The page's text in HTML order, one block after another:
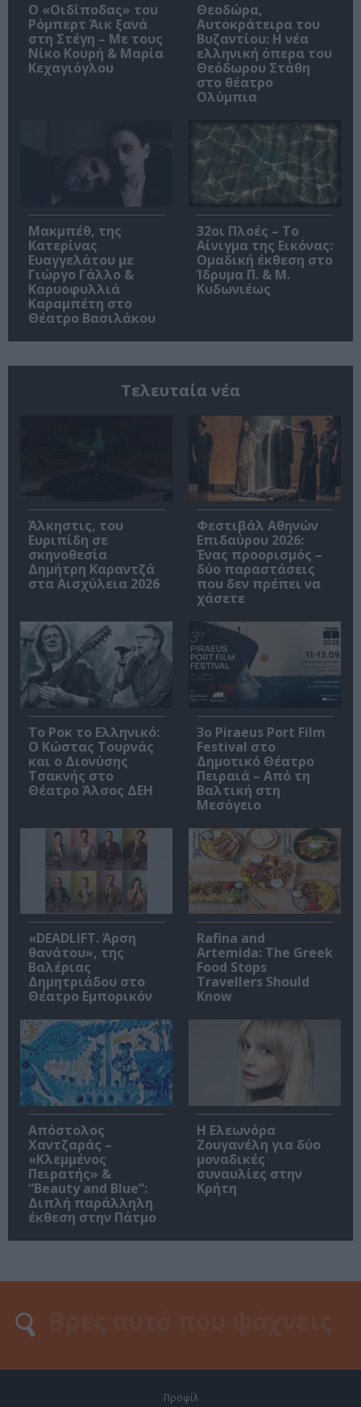
O «Οιδίποδας» του
Ρόμπερτ Άικ ξανά
στη Στέγη – Με τους
Νίκο Κουρή & Μαρία
Κεχαγιόγλου
Θεοδώρα,
Αυτοκράτειρα του
Βυζαντίου: Η νέα
ελληνική όπερα του
Θεόδωρου Στάθη
στο θέατρο
Ολύμπια
Μακμπέθ, της
Κατερίνας
Ευαγγελάτου με
Γιώργο Γάλλο &
Καρυοφυλλιά
Καραμπέτη στο
Θέατρο Βασιλάκου
32οι Πλοές – Το
Αίνιγμα της Εικόνας:
Ομαδική έκθεση στο
Ίδρυμα Π. & Μ.
Κυδωνιέως
Τελευταία νέα
Άλκηστις, του
Ευριπίδη σε
σκηνοθεσία
Δημήτρη Καραντζά
στα Αισχύλεια 2026
Φεστιβάλ Αθηνών
Επιδαύρου 2026:
Ένας προορισμός –
δύο παραστάσεις
που δεν πρέπει να
χάσετε
Το Ροκ το Ελληνικό:
Ο Κώστας Τουρνάς
και ο Διονύσης
Τσακνής στο
Θέατρο Άλσος ΔΕΗ
3o Piraeus Port Film
Festival στο
Δημοτικό Θέατρο
Πειραιά – Από τη
Βαλτική στη
Μεσόγειο
«DEADLIFT. Άρση
θανάτου», της
Βαλέριας
Δημητριάδου στο
Θέατρο Εμπορικόν
Rafina and
Artemida: The Greek
Food Stops
Travellers Should
Know
Απόστολος
Χαντζαράς –
«Κλεμμένος
Πειρατής» &
“Beauty and Blue”:
Διπλή παράλληλη
έκθεση στην Πάτμο
Η Ελεωνόρα
Ζουγανέλη για δύο
μοναδικές
συναυλίες στην
Κρήτη
Προφίλ